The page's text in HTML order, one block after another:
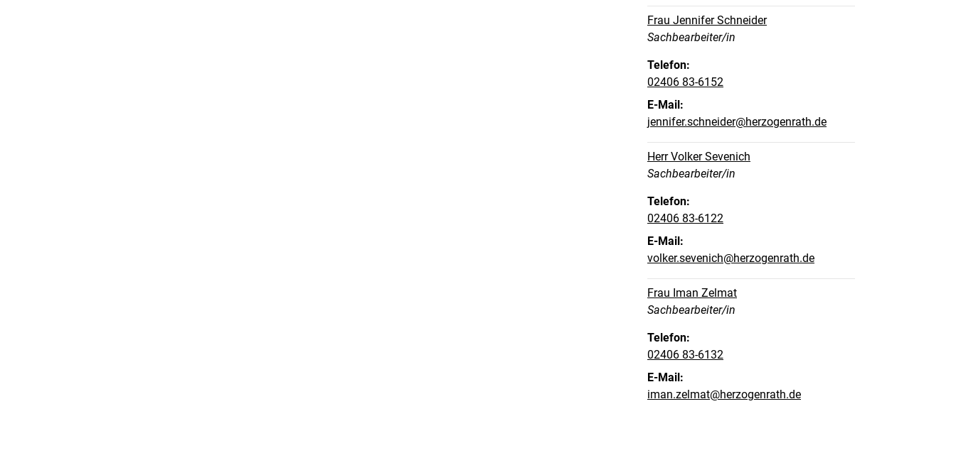
Frau Jennifer Schneider
Position:
Sachbearbeiter/in
Telefon:
02406 83-6152
E-Mail:
jennifer.schneider@herzogenrath.de
Herr Volker Sevenich
Position:
Sachbearbeiter/in
Telefon:
02406 83-6122
E-Mail:
volker.sevenich@herzogenrath.de
Frau Iman Zelmat
Position:
Sachbearbeiter/in
Telefon:
02406 83-6132
E-Mail:
iman.zelmat@herzogenrath.de